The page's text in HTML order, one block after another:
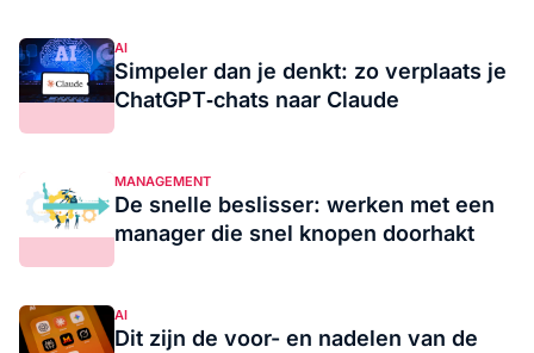
AI
Simpeler dan je denkt: zo verplaats je
ChatGPT‑chats naar Claude
MANAGEMENT
De snelle beslisser: werken met een
manager die snel knopen doorhakt
AI
Dit zijn de voor- en nadelen van de